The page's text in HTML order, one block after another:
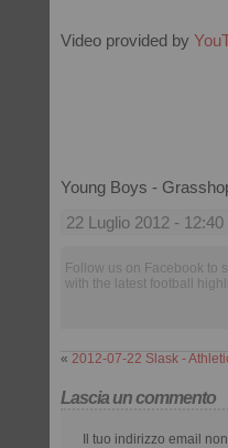
Video provided by
Young Boys -
22 Luglio 2012 - 12:40
Follow us on Facebook to
with the latest football
« 2012-07-22 Slask -
Lascia un commento
Il tuo indirizzo email